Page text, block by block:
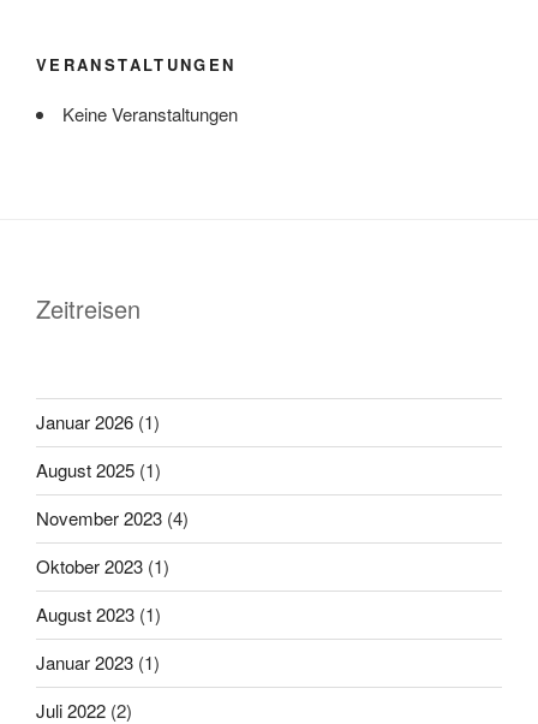
VERANSTALTUNGEN
Keine Veranstaltungen
Zeitreisen
Januar 2026 (1)
August 2025 (1)
November 2023 (4)
Oktober 2023 (1)
August 2023 (1)
Januar 2023 (1)
Juli 2022 (2)